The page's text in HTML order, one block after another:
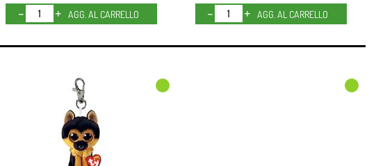
Quantità
AGG. AL CARRELLO Quantità
AGG. AL CARRELLO